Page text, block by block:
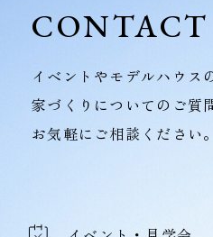
CONTACT
イベントやモデルハウス
家づくりについてのご質
お気軽にご相談ください。